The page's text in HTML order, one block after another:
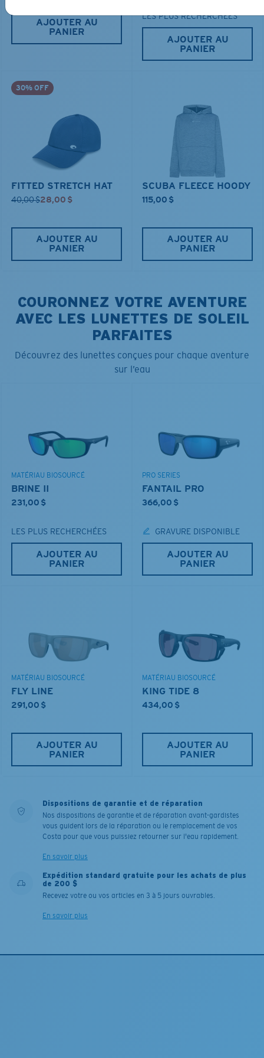
AJOUTER AU
PANIER
LES PLUS RECHERCHÉES
AJOUTER AU
PANIER
30% OFF
FITTED STRETCH HAT
40,00 $28,00 $
AJOUTER AU
PANIER
SCUBA FLEECE HOODY
115,00 $
AJOUTER AU
PANIER
COURONNEZ VOTRE AVENTURE
AVEC LES LUNETTES DE SOLEIL
PARFAITES
Découvrez des lunettes conçues pour chaque aventure
sur l’eau
MATÉRIAU BIOSOURCÉ
BRINE II
231,00 $
LES PLUS RECHERCHÉES
AJOUTER AU
PANIER
PRO SERIES
FANTAIL PRO
366,00 $
GRAVURE DISPONIBLE
AJOUTER AU
PANIER
MATÉRIAU BIOSOURCÉ
FLY LINE
291,00 $
AJOUTER AU
PANIER
MATÉRIAU BIOSOURCÉ
KING TIDE 8
434,00 $
AJOUTER AU
PANIER
Dispositions de garantie et de réparation
Nos dispositions de garantie et de réparation avant-gardistes
vous guident lors de la réparation ou le remplacement de vos
Costa pour que vous puissiez retourner sur l'eau rapidement.
En savoir plus
Expédition standard gratuite pour les achats de plus
de 200 $
Recevez votre ou vos articles en 3 à 5 jours ouvrables.
En savoir plus